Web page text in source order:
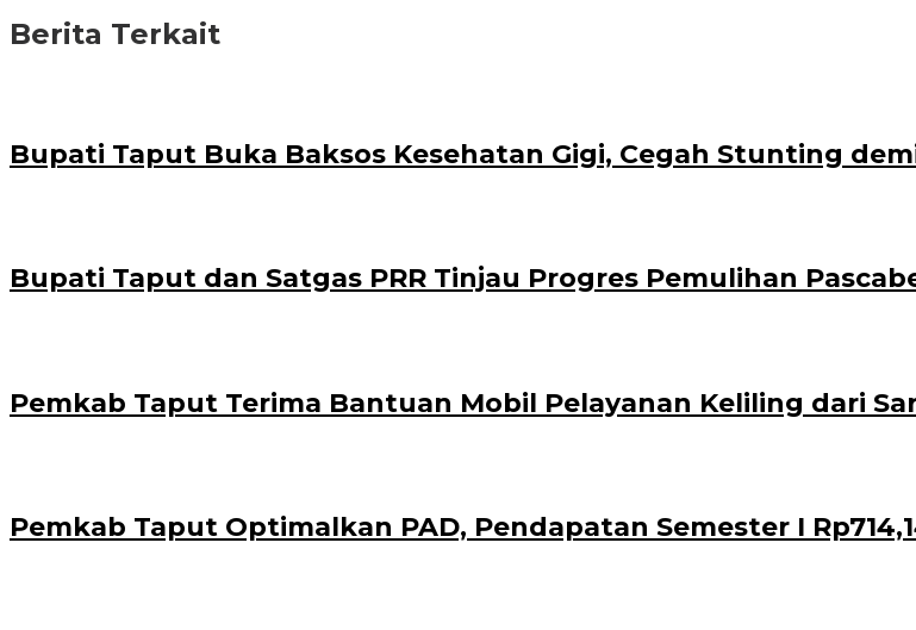
Berita Terkait
Bupati Taput Buka Baksos Kesehatan Gigi, Cegah Stunting
Bupati Taput dan Satgas PRR Tinjau Progres Pemulihan
Pemkab Taput Terima Bantuan Mobil Pelayanan Keliling dari
Pemkab Taput Optimalkan PAD, Pendapatan Semester I